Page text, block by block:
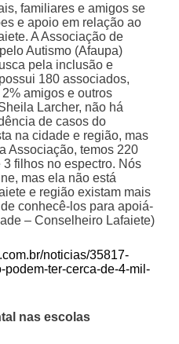
familiares e amigos se
e apoio em relação ao
A Associação de
Au­tis­mo (Afaupa)
pela inclusão e
180 associados,
amigos e outros
Larcher, não há
de casos do
na cidade e região, mas
Associação, temos 220
filhos no espectro. Nós
mas ela não está
e região existam mais
conhecê-los para apoiá-
– Conselheiro Lafaiete)
noticias/35817-
ter-cerca-de-4-mil-
nas escolas